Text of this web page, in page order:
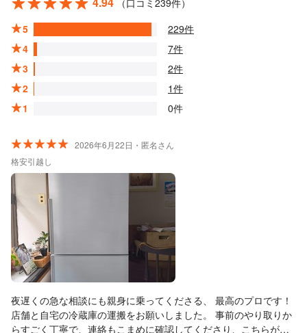
5
229件
4
7件
3
2件
2
1件
1
0件
2026年6月22日・匿名さん
格安引越し
夜遅くの急な相談にも親身に乗ってくださる、 最高のプロです！ ​
店舗と自宅の冷蔵庫の運搬をお願いしました。 事前のやり取りか
らすごく丁寧で、連絡もこまめに確認してくださり、こちらが夜